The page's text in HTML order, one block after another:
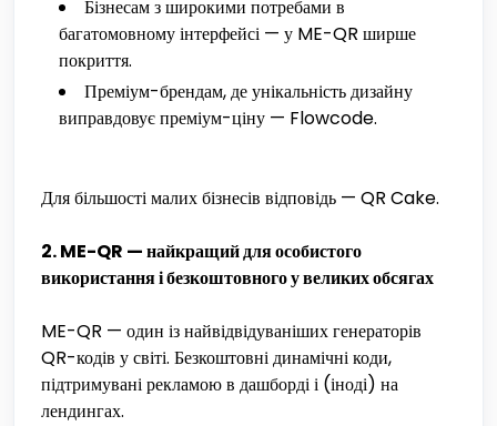
Бізнесам з широкими потребами в
багатомовному інтерфейсі — у ME-QR ширше
покриття.
Преміум-брендам, де унікальність дизайну
виправдовує преміум-ціну — Flowcode.
Для більшості малих бізнесів відповідь — QR Cake.
2. ME-QR — найкращий для особистого
використання і безкоштовного у великих обсягах
ME-QR — один із найвідвідуваніших генераторів
QR-кодів у світі. Безкоштовні динамічні коди,
підтримувані рекламою в дашборді і (іноді) на
лендингах.